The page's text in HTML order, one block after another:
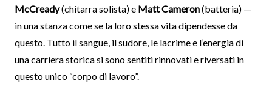
McCready(chitarra solista) e Matt Cameron(batteria) —
in una stanza come se la loro stessa vita dipendesse da
questo. Tutto il sangue, il sudore, le lacrime e l’energia di
una carriera storica si sono sentiti rinnovati e riversati in
questo unico “corpo di lavoro”.